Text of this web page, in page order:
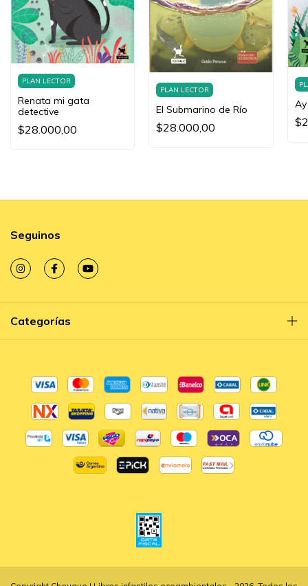
PLAN LECTOR
Renata mi gata
detective
$28.000,00
PLAN LECTOR
El Submarino de Río
$28.000,00
Seguinos
Categorías